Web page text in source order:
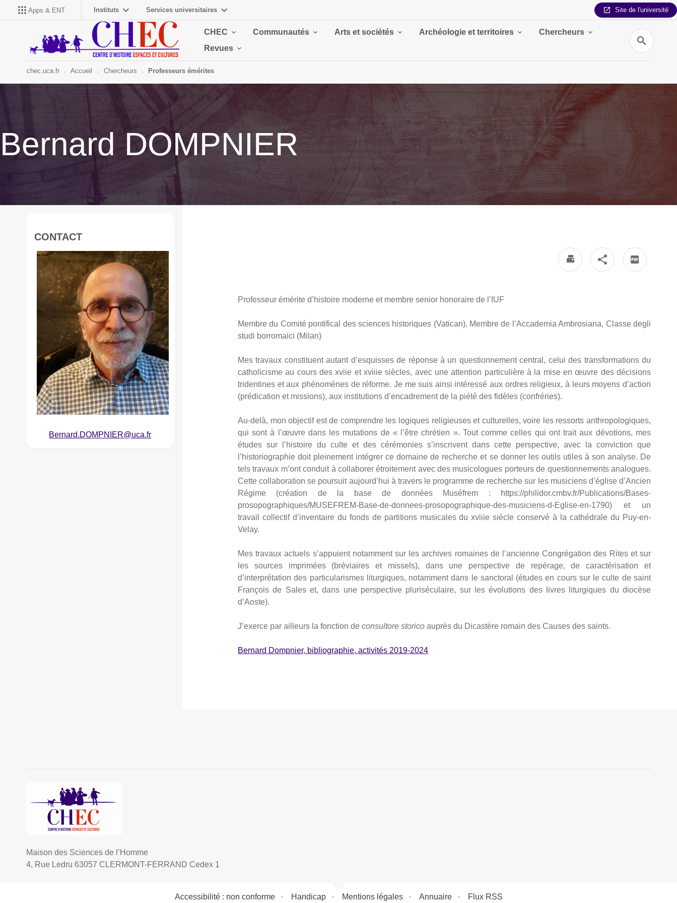
Apps & ENT Instituts Services universitaires Site de l'université
CHEC Communautés Arts et sociétés Archéologie et territoires
Chercheurs
Revues
Recherche
chec.uca.fr Accueil Chercheurs Professeurs émérites
Bernard DOMPNIER
Professeur émérite d’histoire moderne et membre senior honoraire de l’IUF
Membre du Comité pontifical des sciences historiques (Vatican). Membre de l’Accademia Ambrosiana, Classe degli
studi borromaici (Milan)
Mes travaux constituent autant d’esquisses de réponse à un questionnement central, celui des transformations du
catholicisme au cours des xviie et xviiie siècles, avec une attention particulière à la mise en œuvre des décisions
tridentines et aux phénomènes de réforme. Je me suis ainsi intéressé aux ordres religieux, à leurs moyens d’action
(prédication et missions), aux institutions d’encadrement de la piété des fidèles (confréries).
Au-delà, mon objectif est de comprendre les logiques religieuses et culturelles, voire les ressorts anthropologiques,
qui sont à l’œuvre dans les mutations de « l’être chrétien ». Tout comme celles qui ont trait aux dévotions, mes
études sur l’histoire du culte et des cérémonies s’inscrivent dans cette perspective, avec la conviction que
l’historiographie doit pleinement intégrer ce domaine de recherche et se donner les outils utiles à son analyse. De
tels travaux m’ont conduit à collaborer étroitement avec des musicologues porteurs de questionnements analogues.
Cette collaboration se poursuit aujourd’hui à travers le programme de recherche sur les musiciens d’église d’Ancien
Régime (création de la base de données Muséfrem : https://philidor.cmbv.fr/Publications/Bases-
prosopographiques/MUSEFREM-Base-de-donnees-prosopographique-des-musiciens-d-Eglise-en-1790) et un
travail collectif d’inventaire du fonds de partitions musicales du xviiie siècle conservé à la cathédrale du Puy-en-
Velay.
Mes travaux actuels s’appuient notamment sur les archives romaines de l’ancienne Congrégation des Rites et sur
les sources imprimées (bréviaires et missels), dans une perspective de repérage, de caractérisation et
d’interprétation des particularismes liturgiques, notamment dans le sanctoral (études en cours sur le culte de saint
François de Sales et, dans une perspective pluriséculaire, sur les évolutions des livres liturgiques du diocèse
d’Aoste).
J’exerce par ailleurs la fonction de consultore storicoauprès du Dicastère romain des Causes des saints.
Bernard Dompnier, bibliographie, activités 2019-2024
CONTACT
Bernard.DOMPNIER@uca.fr
Maison des Sciences de l’Homme
4, Rue Ledru 63057 CLERMONT-FERRAND Cedex 1
Accessibilité : non conforme Handicap Mentions légales Annuaire Flux RSS